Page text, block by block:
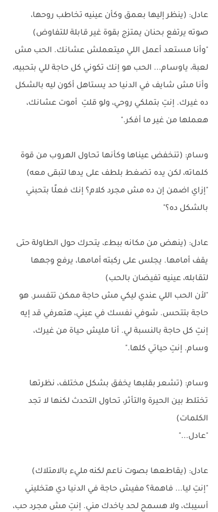
عادل: (ينظر إليها بعمق وكأن عينيه تخاطب روحها،
صوته يرتفع بحنان يمتزج بقوة غير قابلة للتفاوض)
"وأنا مستعد أعمل اللي ميتعملش عشانك. الحب مش
لعبة، ياوسام... الحب هو إنك تكوني كل حاجة للي بتحبيه،
وأنا مش شايف في الدنيا حد يستاهل أكون ليه بالشكل
ده غيرك. إنتِ بتملكي روحي، ولو قلتِ أموت عشانك،
هعملها من غير ما أفكر."
وسام: (تنخفض عيناها وكأنها تحاول الهروب من قوة
كلماته، لكن يده تضغط بلطف على يدها لتبقى معه)
"إزاي اضمن إن ده مش مجرد كلام؟ إنك فعلًا بتحبني
بالشكل ده؟"
عادل: (ينهض من مكانه ببطء، يتحرك حول الطاولة حتى
يقف أمامها. يجلس على ركبته أمامها، يرفع وجهها
لتقابله، عينيه تفيضان بالحب)
"لأن الحب اللي عندي ليكي مش حاجة ممكن تتفسر. هو
حاجة بتتحس. شوفي نفسك في عيني، هتعرفي قد إيه
إنتِ كل حاجة بالنسبة لي. أنا مليش حياة من غيرك،
وسام. إنتِ حياتي كلها."
وسام: (تشعر بقلبها يخفق بشكل مختلف، نظرتها
تختلط بين الحيرة والتأثر، تحاول التحدث لكنها لا تجد
الكلمات)
"عادل..."
عادل: (يقاطعها بصوت ناعم لكنه مليء بالامتلاك)
"إنتِ ليا... فاهمة؟ مفيش حاجة في الدنيا دي هتخليني
أسيبك، ولا هسمح لحد ياخدك مني. إنتِ مش مجرد حب،